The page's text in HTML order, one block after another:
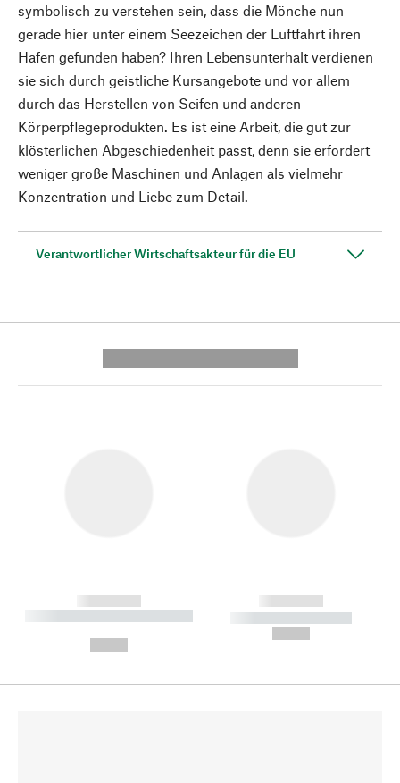
symbolisch zu verstehen sein, dass die Mönche nun
gerade hier unter einem Seezeichen der Luftfahrt ihren
Hafen gefunden haben? Ihren Lebensunterhalt verdienen
sie sich durch geistliche Kursangebote und vor allem
durch das Herstellen von Seifen und anderen
Körperpflegeprodukten. Es ist eine Arbeit, die gut zur
klösterlichen Abgeschiedenheit passt, denn sie erfordert
weniger große Maschinen und Anlagen als vielmehr
Konzentration und Liebe zum Detail.
Verantwortlicher Wirtschaftsakteur für die EU
------------
----------- ----------- --------
------------
----------- -----------